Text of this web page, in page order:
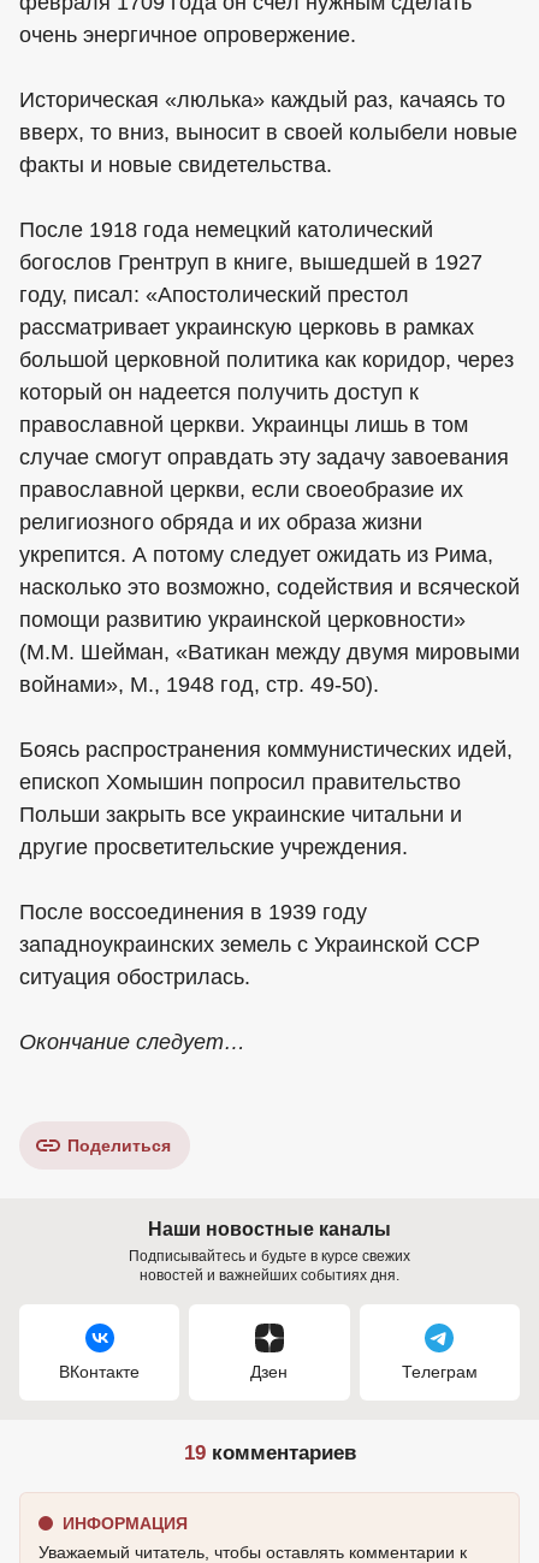
очень энергичное опровержение.
Историческая «люлька» каждый раз, качаясь то
вверх, то вниз, выносит в своей колыбели новые
факты и новые свидетельства.
После 1918 года немецкий католический
богослов Грентруп в книге, вышедшей в 1927
году, писал: «Апостолический престол
рассматривает украинскую церковь в рамках
большой церковной политика как коридор, через
который он надеется получить доступ к
православной церкви. Украинцы лишь в том
случае смогут оправдать эту задачу завоевания
православной церкви, если своеобразие их
религиозного обряда и их образа жизни
укрепится. А потому следует ожидать из Рима,
насколько это возможно, содействия и всяческой
помощи развитию украинской церковности»
(М.М. Шейман, «Ватикан между двумя мировыми
войнами», М., 1948 год, стр. 49-50).
Боясь распространения коммунистических идей,
епископ Хомышин попросил правительство
Польши закрыть все украинские читальни и
другие просветительские учреждения.
После воссоединения в 1939 году
западноукраинских земель с Украинской ССР
ситуация обострилась.
Окончание следует…
Поделиться
Наши новостные каналы
Подписывайтесь и будьте в курсе свежих
новостей и важнейших событиях дня.
ВКонтакте Дзен Телеграм
19комментариев
ИНФОРМАЦИЯ
Уважаемый читатель, чтобы оставлять комментарии к